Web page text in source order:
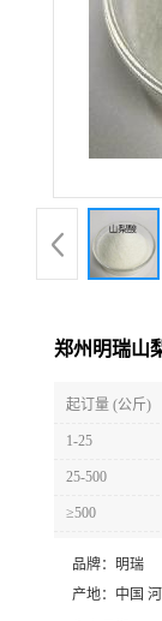
郑州明瑞山
起订量 (公斤)
1-25
25-500
≥500
品牌： 明瑞
产地： 中国